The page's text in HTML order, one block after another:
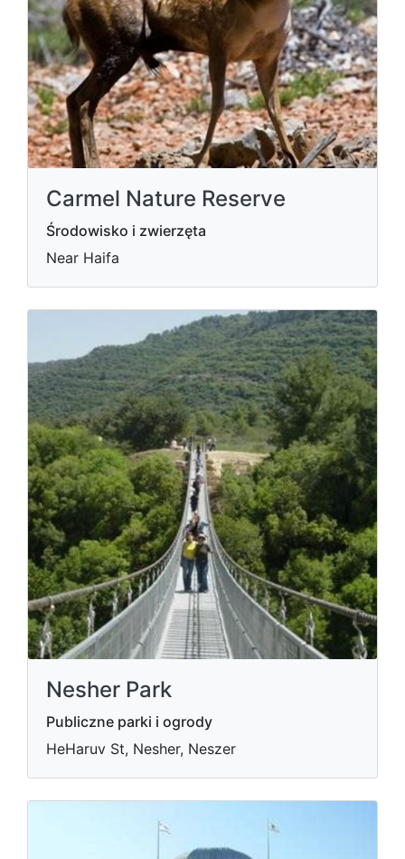
Carmel Nature Reserve
Środowisko i zwierzęta
Near Haifa
Nesher Park
Publiczne parki i ogrody
HeHaruv St, Nesher, Neszer